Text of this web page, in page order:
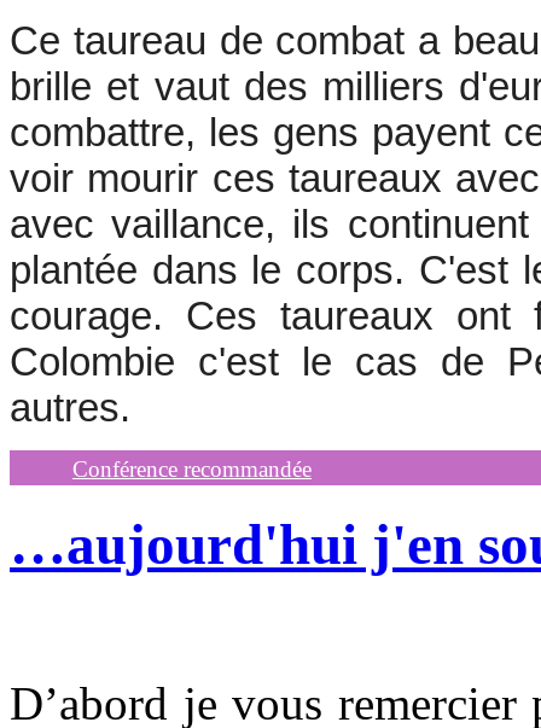
Ce taureau de combat a
brille et vaut des milliers
combattre, les gens payent
voir mourir ces taureaux
avec vaillance, ils
plantée dans le corps. C'est
courage. Ces taureaux
Colombie c'est le cas de
autres.
Conférence recommandée
…aujourd'hui j'en
D’abord je vous